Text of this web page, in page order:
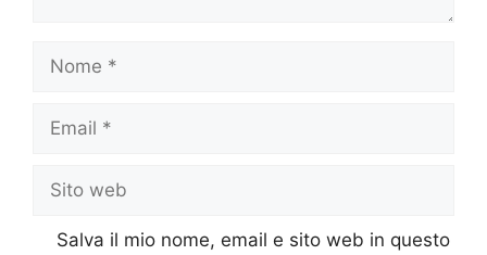
Nome
Email
Sito
web
Salva il mio nome, email e sito web in questo